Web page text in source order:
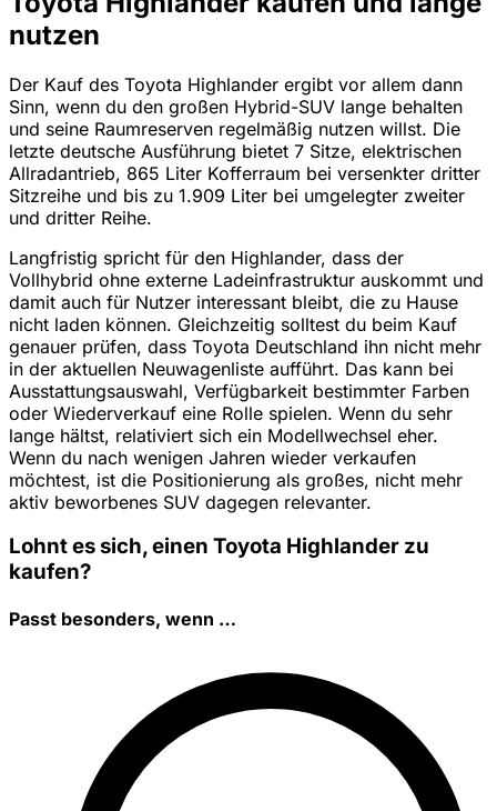
nutzen
Der Kauf des Toyota Highlander ergibt vor allem dann
Sinn, wenn du den großen Hybrid-SUV lange behalten
und seine Raumreserven regelmäßig nutzen willst. Die
letzte deutsche Ausführung bietet 7 Sitze, elektrischen
Allradantrieb, 865 Liter Kofferraum bei versenkter dritter
Sitzreihe und bis zu 1.909 Liter bei umgelegter zweiter
und dritter Reihe.
Langfristig spricht für den Highlander, dass der
Vollhybrid ohne externe Ladeinfrastruktur auskommt und
damit auch für Nutzer interessant bleibt, die zu Hause
nicht laden können. Gleichzeitig solltest du beim Kauf
genauer prüfen, dass Toyota Deutschland ihn nicht mehr
in der aktuellen Neuwagenliste aufführt. Das kann bei
Ausstattungsauswahl, Verfügbarkeit bestimmter Farben
oder Wiederverkauf eine Rolle spielen. Wenn du sehr
lange hältst, relativiert sich ein Modellwechsel eher.
Wenn du nach wenigen Jahren wieder verkaufen
möchtest, ist die Positionierung als großes, nicht mehr
aktiv beworbenes SUV dagegen relevanter.
Lohnt es sich, einen Toyota Highlander zu
kaufen?
Passt besonders, wenn …